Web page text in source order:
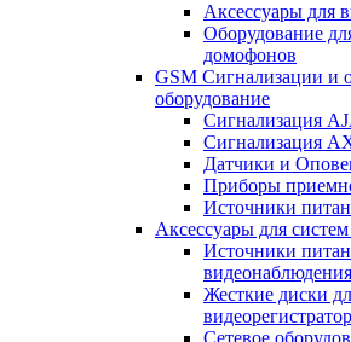
Аксессуары для
Оборудование
домофонов
GSM Сигнализации и
оборудование
Сигнализация
Сигнализация
Датчики и
Приборы
Источники
Аксессуары для
Источники
видеонаблюдения
Жесткие диски